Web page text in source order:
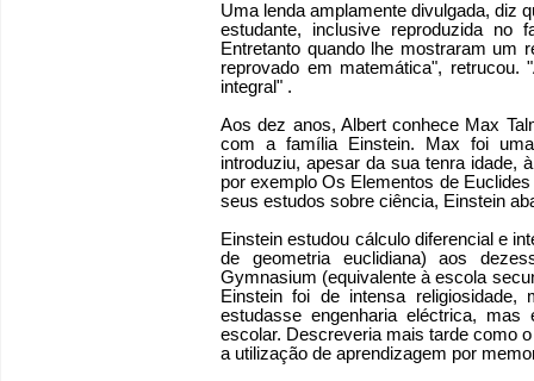
Uma lenda amplamente divulgada, diz
estudante, inclusive reproduzida no
Entretanto quando lhe mostraram um
reprovado em matemática", retrucou.
integral" .
Aos dez anos, Albert conhece Max
com a família Einstein. Max foi
introduziu, apesar da sua tenra idade,
por exemplo Os Elementos de
seus estudos sobre ciência, Einstein
Einstein estudou cálculo diferencial e
de geometria euclidiana) aos
Gymnasium (equivalente à escola
Einstein foi de intensa
estudasse engenharia eléctrica,
escolar. Descreveria mais tarde como
a utilização de aprendizagem por